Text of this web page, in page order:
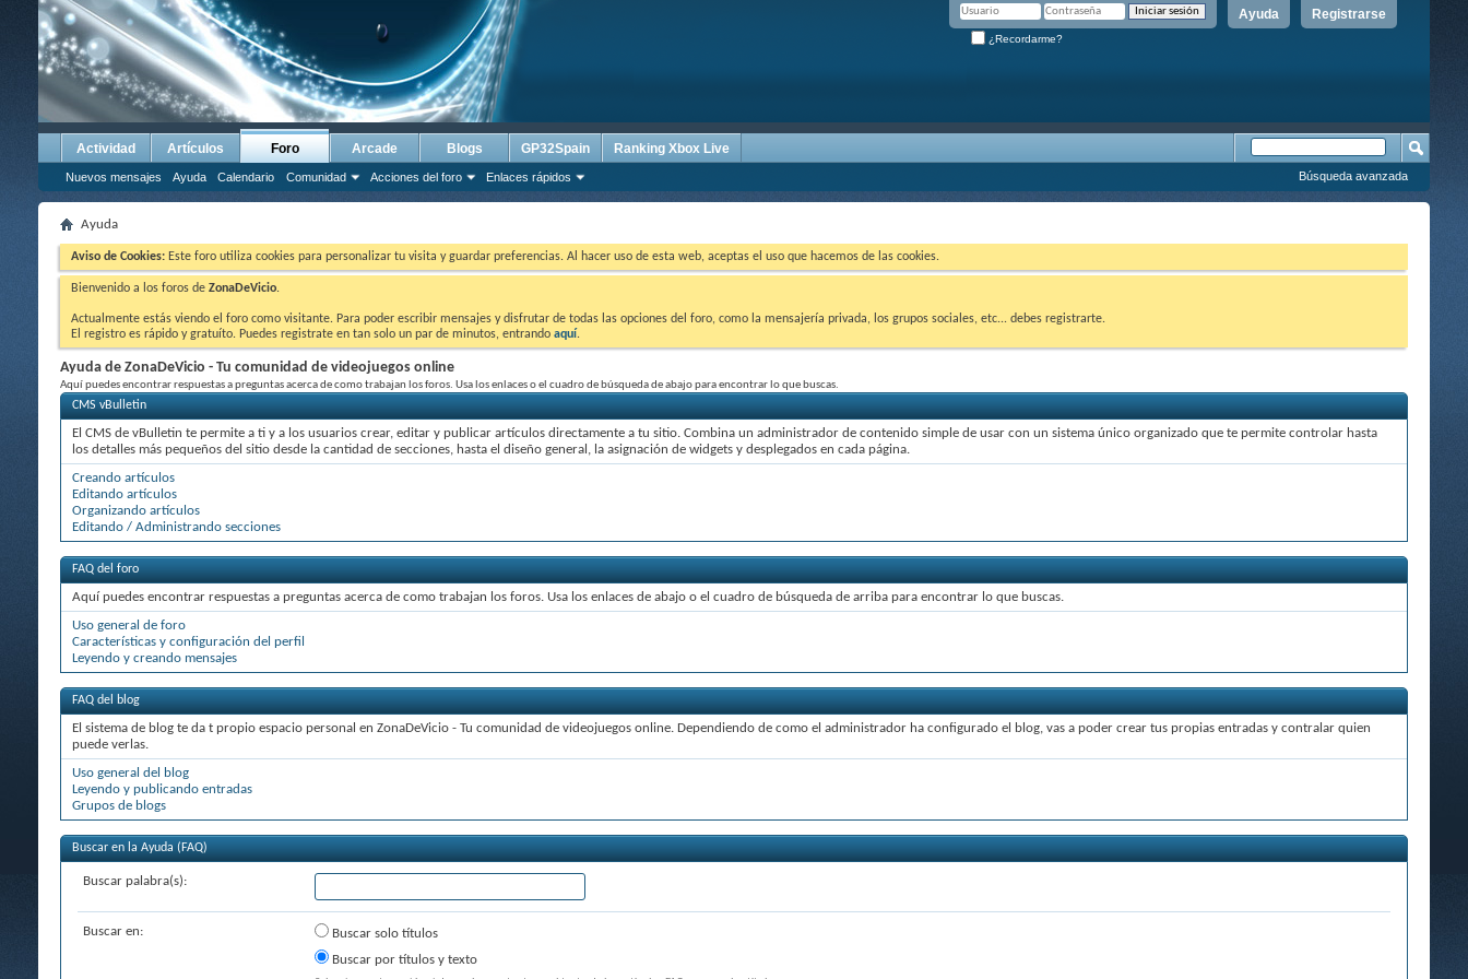
Registrarse
Ayuda
¿Recordarme?
Actividad Artículos Foro
Nuevos mensajes Ayuda Calendario Comunidad Acciones del foro Enlaces rápidos
Arcade Blogs GP32Spain Ranking Xbox Live
Búsqueda avanzada
Ayuda
Aviso de Cookies: Este foro utiliza cookies para personalizar tu visita y guardar preferencias. Al hacer uso de esta web, aceptas el uso que hacemos de las cookies.
Bienvenido a los foros de ZonaDeVicio.
Actualmente estás viendo el foro como visitante. Para poder escribir mensajes y disfrutar de todas las opciones del foro, como la mensajería privada, los grupos sociales, etc... debes registrarte.
El registro es rápido y gratuíto. Puedes registrate en tan solo un par de minutos, entrando aquí.
Ayuda de ZonaDeVicio - Tu comunidad de videojuegos online
Aquí puedes encontrar respuestas a preguntas acerca de como trabajan los foros. Usa los enlaces o el cuadro de búsqueda de abajo para encontrar lo que buscas.
CMS vBulletin
El CMS de vBulletin te permite a ti y a los usuarios crear, editar y publicar artículos directamente a tu sitio. Combina un administrador de contenido simple de usar con un sistema único organizado que te permite controlar hasta
los detalles más pequeños del sitio desde la cantidad de secciones, hasta el diseño general, la asignación de widgets y desplegados en cada página.
Creando artículos
Editando artículos
Organizando artículos
Editando / Administrando secciones
FAQ del foro
Aquí puedes encontrar respuestas a preguntas acerca de como trabajan los foros. Usa los enlaces de abajo o el cuadro de búsqueda de arriba para encontrar lo que buscas.
Uso general de foro
Características y configuración del perfil
Leyendo y creando mensajes
FAQ del blog
El sistema de blog te da t propio espacio personal en ZonaDeVicio - Tu comunidad de videojuegos online. Dependiendo de como el administrador ha configurado el blog, vas a poder crear tus propias entradas y contralar quien
puede verlas.
Uso general del blog
Leyendo y publicando entradas
Grupos de blogs
Buscar en la Ayuda (FAQ)
Buscar palabra(s):
Buscar en:
Buscar solo títulos
Buscar por títulos y texto